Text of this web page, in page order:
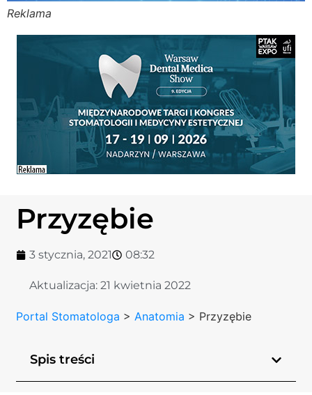
Reklama
Przyzębie
3 stycznia, 2021 08:32
Aktualizacja:21 kwietnia 2022
Portal Stomatologa >Anatomia > Przyzębie
Spis treści